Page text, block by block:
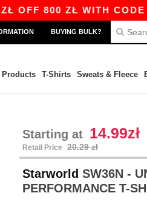
ZŁ WITH CODE
BUYING BULK?
Products T-Shirts Sweats & Fleece
Starting at 14.99zł
Retail Price 20.29 zł
Starworld SW36N -
PERFORMANCE T-